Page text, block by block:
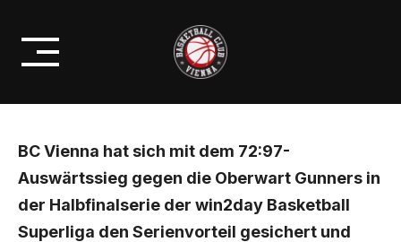
content
BC VIENNA WILL IM DOME AUF
2:0 STELLEN
BC Vienna hat sich mit dem 72:97-
Auswärtssieg gegen die Oberwart Gunners in
der Halbfinalserie der win2day Basketball
Superliga den Serienvorteil gesichert und